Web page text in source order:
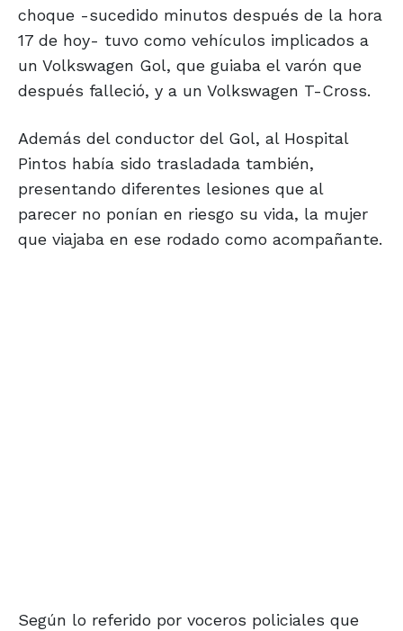
choque -sucedido minutos después de la hora
17 de hoy- tuvo como vehículos implicados a
un Volkswagen Gol, que guiaba el varón que
después falleció, y a un Volkswagen T-Cross.
Además del conductor del Gol, al Hospital
Pintos había sido trasladada también,
presentando diferentes lesiones que al
parecer no ponían en riesgo su vida, la mujer
que viajaba en ese rodado como acompañante.
Según lo referido por voceros policiales que